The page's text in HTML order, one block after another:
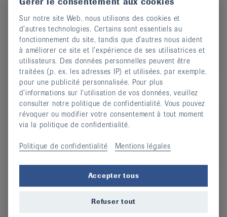
Arthrose – Que puis-je faire ?
Du 3 au 10 septembre 2018, la Ligue suisse
contre le rhumatisme organise 15 journées
publiques de la santé
05.07.2018
La Ligue suisse contre le rhumatisme fait
bouger la Suisse
Avec la nouvelle campagne de sensibilisation « Plus
Sur notre site Web, nous utilisons des cookies et
d’autres technologies. Certains sont essentiels au
fonctionnement du site, tandis que d’autres nous aident
à améliorer ce site et l’expérience de ses utilisatrices et
utilisateurs. Des données personnelles peuvent être
traitées (p. ex. les adresses IP) et utilisées, par exemple,
pour une publicité personnalisée. Pour plus
d’informations sur l’utilisation de vos données, veuillez
consulter notre politique de confidentialité. Vous pouvez
révoquer ou modifier votre consentement à tout moment
via la politique de confidentialité.
Politique de confidentialité Mentions légales
Accepter tous
Refuser tout